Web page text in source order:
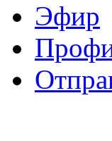
Эфир